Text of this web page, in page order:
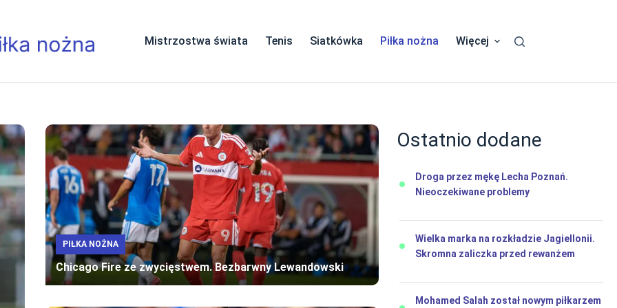
Mistrzostwa świata Tenis Siatkówka Piłka nożna Więcej
PIŁKA NOŻNA
Chicago Fire ze zwycięstwem. Bezbarwny Lewandowski
Ostatnio dodane
Droga przez mękę Lecha Poznań.
Nieoczekiwane problemy
Wielka marka na rozkładzie Jagiellonii.
Skromna zaliczka przed rewanżem
Mohamed Salah został nowym piłkarzem